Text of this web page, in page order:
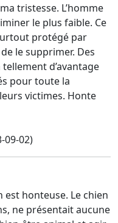
tristesse. L’homme
le plus faible. Ce
protégé par
le supprimer. Des
d’avantage
pour toute la
victimes. Honte
09-02)
est honteuse. Le chien
ne présentait aucune